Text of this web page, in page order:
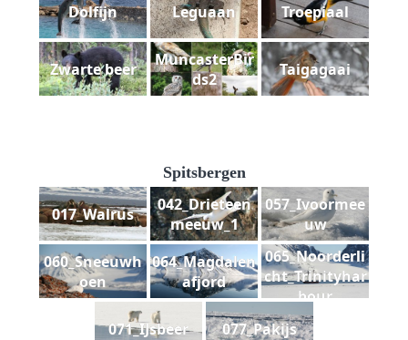
Dolfijn Leguaan Troepiaal
Zwarte beer
MuncasterBir
ds2
Taigagaai
Spitsbergen
017_Walrus
042_Drieteen
meeuw_1
057_Ivoormee
uw
060_Sneeuwh
oen
064_Magdalen
afjord
065_Noorderli
cht_Trinityhar
bour
071_IJsbeer
077_Pakijs